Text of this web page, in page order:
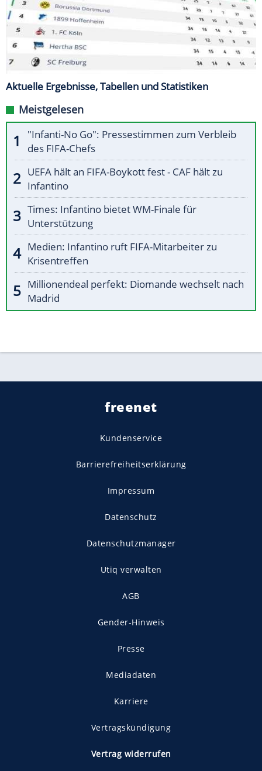
Aktuelle Ergebnisse, Tabellen und Statistiken
Meistgelesen
"Infanti-No Go": Pressestimmen zum Verbleib
des FIFA-Chefs
UEFA hält an FIFA-Boykott fest - CAF hält zu
Infantino
Times: Infantino bietet WM-Finale für
Unterstützung
Medien: Infantino ruft FIFA-Mitarbeiter zu
Krisentreffen
Millionendeal perfekt: Diomande wechselt nach
Madrid
freenet
Kundenservice
Barrierefreiheitserklärung
Impressum
Datenschutz
Datenschutzmanager
Utiq verwalten
AGB
Gender-Hinweis
Presse
Mediadaten
Karriere
Vertragskündigung
Vertrag widerrufen